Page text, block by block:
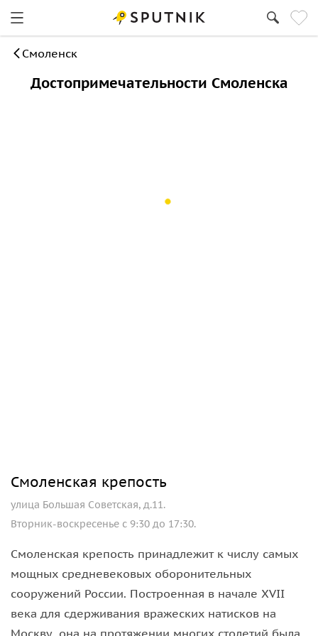
Смоленск
Достопримечательности Смоленска
Смоленская крепость
улица Большая Советская, д.11.
Вторник-воскресенье с 9:30 до 17:30.
Смоленская крепость принадлежит к числу самых
мощных средневековых оборонительных
сооружений России. Построенная в начале XVII
века для сдерживания вражеских натисков на
Москву, она на протяжении многих столетий была